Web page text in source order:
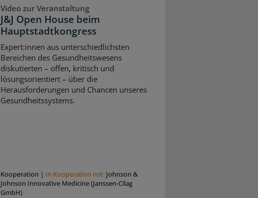
Video zur Veranstaltung
J&J Open House beim
Hauptstadtkongress
Expert:innen aus unterschiedlichsten
Bereichen des Gesundheitswesens
diskutierten – offen, kritisch und
lösungsorientiert – über die
Herausforderungen und Chancen unseres
Gesundheitssystems.
Kooperation | In Kooperation mit: Johnson &
Johnson Innovative Medicine (Janssen-Cilag
GmbH)